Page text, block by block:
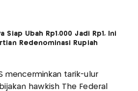
Siap Ubah Rp1.000 Jadi Rp1, Ini
Redenominasi Rupiah
mencerminkan tarik-ulur
hawkish The Federal